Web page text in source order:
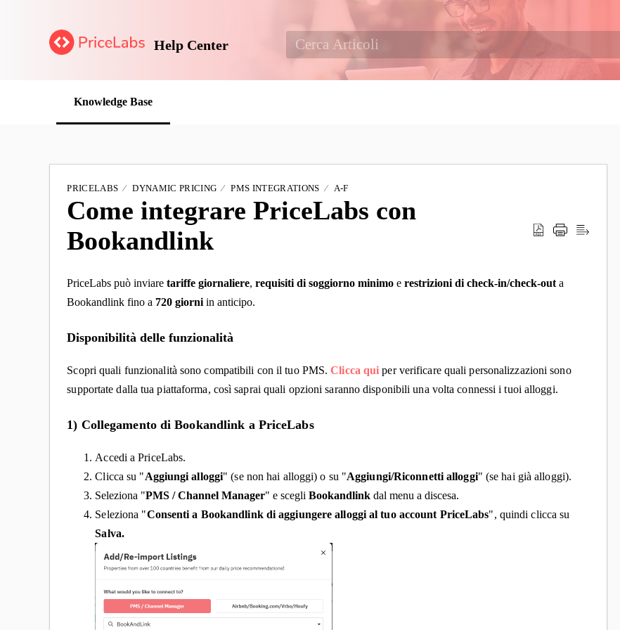
Help Center
Knowledge Base
PRICELABS DYNAMIC PRICING PMS INTEGRATIONS A-F
Come integrare PriceLabs con
Bookandlink
PriceLabs può inviaretariffe giornaliere,requisiti di soggiorno minimo erestrizioni di check-in/check-out a
Bookandlink fino a 720 giorni in anticipo.
Disponibilità delle funzionalità
Scopri quali funzionalità sono compatibili con il tuo PMS.Clicca qui per verificare quali personalizzazioni sono
supportate dalla tua piattaforma, così saprai quali opzioni saranno disponibili una volta connessi i tuoi alloggi.
1) Collegamento diBookandlink a PriceLabs
Accedi a PriceLabs.
Clicca su "Aggiungi alloggi" (se non hai alloggi) o su "Aggiungi/Riconnetti alloggi" (se hai già alloggi).
Seleziona "PMS / Channel Manager" e scegliBookandlink dal menu a discesa.
Seleziona "Consenti a Bookandlink di aggiungere alloggi al tuo account PriceLabs", quindi clicca su
Salva.